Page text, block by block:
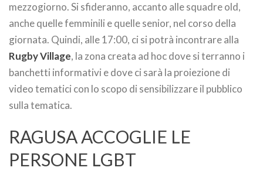
mezzogiorno. Si sfideranno, accanto alle squadre old,
anche quelle femminili e quelle senior, nel corso della
giornata. Quindi, alle 17:00, ci si potrà incontrare alla
Rugby Village, la zona creata ad hoc dove si terranno i
banchetti informativi e dove ci sarà la proiezione di
video tematici con lo scopo di sensibilizzare il pubblico
sulla tematica.
RAGUSA ACCOGLIE LE
PERSONE LGBT